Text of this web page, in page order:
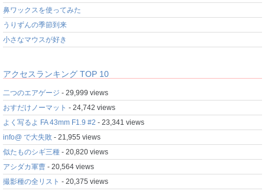
鼻ワックスを使ってみた
うりずんの季節到来
小さなマウスが好き
アクセスランキング TOP 10
二つのエアゲージ - 29,999 views
おすだけノーマット - 24,742 views
よく写るよ FA 43mm F1.9 #2 - 23,341 views
info@ で大失敗 - 21,955 views
似たものシギ三種 - 20,820 views
アシダカ軍曹 - 20,564 views
撮影種の全リスト - 20,375 views